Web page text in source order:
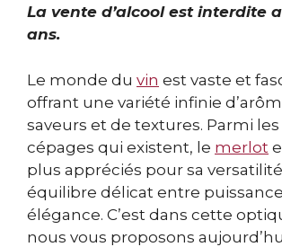
La vente d’alcool est interdite
ans.
Le monde du vin est vaste et
offrant une variété infinie
saveurs et de textures. Parmi
cépages qui existent, le merlot
plus appréciés pour sa
équilibre délicat entre
élégance. C’est dans cette
nous vous proposons